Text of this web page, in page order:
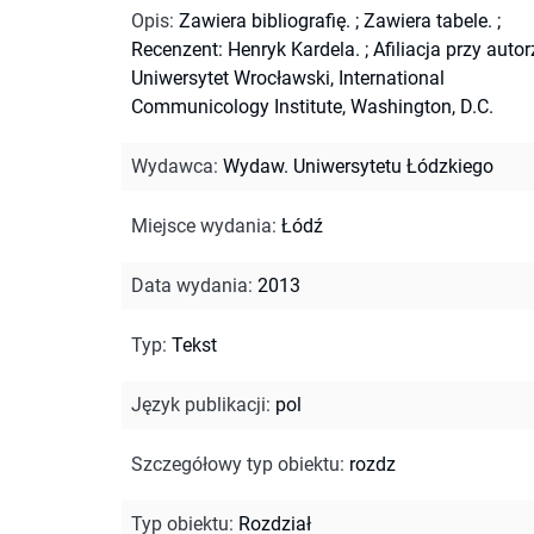
Opis: Zawiera bibliografię. ; Zawiera tabele. ;
Recenzent: Henryk Kardela. ; Afiliacja przy
Uniwersytet Wrocławski, International
Communicology Institute, Washington, D.C.
Wydawca: Wydaw. Uniwersytetu Łódzkiego
Miejsce wydania: Łódź
Data wydania: 2013
Typ: Tekst
Język publikacji: pol
Szczegółowy typ obiektu: rozdz
Typ obiektu: Rozdział